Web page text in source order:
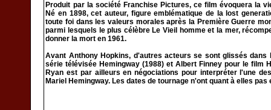
Produit par la société Franchise Pictures, ce film évoquera la
Né en 1898, cet auteur, figure emblématique de la lost
toute foi dans les valeurs morales après la Première Guerre
parmi lesquels le plus célèbre Le Vieil homme et la mer,
donner la mort en 1961.
Avant Anthony Hopkins, d'autres acteurs se sont glissés
série télévisée Hemingway (1988) et Albert Finney pour le film
Ryan est par ailleurs en négociations pour interpréter l'une
Mariel Hemingway. Les dates de tournage n'ont quant à elles